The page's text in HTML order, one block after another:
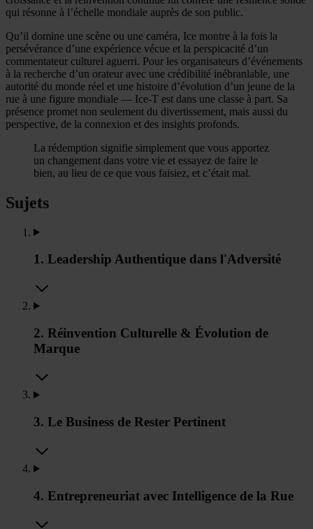
qui résonne à l’échelle mondiale auprès de son public.
Qu’il domine une scène ou une caméra, Ice montre à la fois la
persévérance d’une expérience vécue et la perspicacité d’un
commentateur culturel aguerri. Pour les organisateurs d’événements
à la recherche d’un orateur avec une crédibilité inébranlable, une
autorité du monde réel et une histoire d’évolution d’un jeune de la
rue à une figure mondiale — Ice-T est dans une classe à part. Sa
présence promet non seulement du divertissement, mais aussi du
perspective, de la connexion et des insights profonds.
La rédemption signifie simplement que vous apportez
un changement dans votre vie et essayez de faire le
bien, au lieu de ce que vous faisiez, et c’était mal.
Sujets
1. Leadership Authentique dans l'Adversité
2. Réinvention Culturelle & Évolution de
Marque
3. Le Business de Rester Pertinent
4. Entrepreneuriat avec Intelligence de la Rue